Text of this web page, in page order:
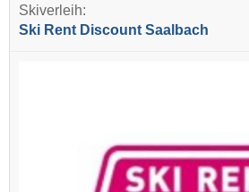
Skiverleih:
Ski Rent Discount Saalbach